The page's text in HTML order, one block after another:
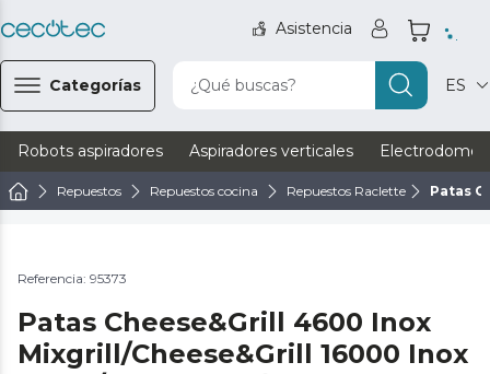
Asistencia
Categorías ¿Qué buscas? ES
Robots aspiradores Aspiradores verticales
Repuestos Repuestos cocina Repuestos Raclette Patas
Referencia: 95373
Patas Cheese&Grill 4600 Inox
Mixgrill/Cheese&Grill 16000 Inox